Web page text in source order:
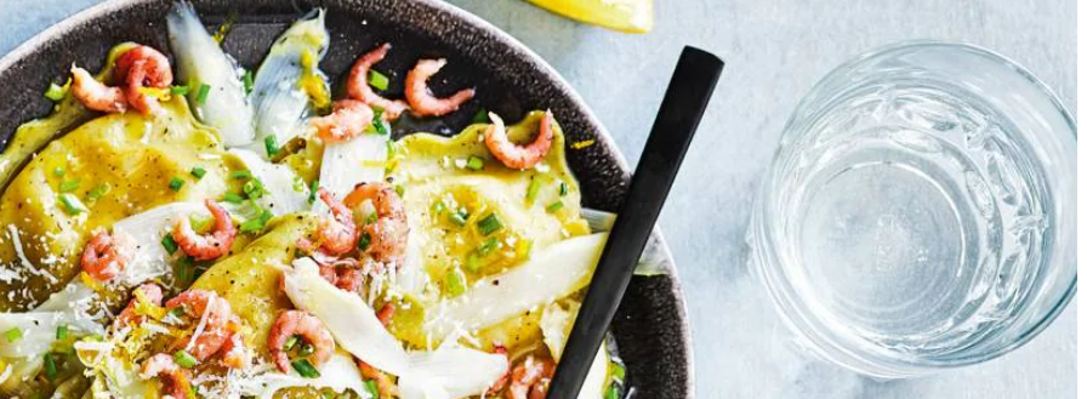
over borden. Verdeel de gesmolten boter, garnalen, bieslook en kaas over de pasta. Bestrooi met het citroenrasp en breng op smaak met
Wat vond je van dit recept?